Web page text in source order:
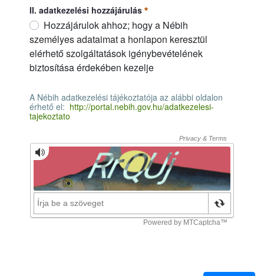
II. adatkezelési hozzájárulás
Hozzájárulok ahhoz; hogy a Nébih
személyes adataimat a honlapon keresztül
elérhető szolgáltatások igénybevételének
biztosítása érdekében kezelje
A Nébih adatkezelési tájékoztatója az alábbi oldalon
érhető el: http://portal.nebih.gov.hu/adatkezelesi-
tajekoztato
A Nébih adatkezelési tájékoztatója az alábbi oldalon érhető